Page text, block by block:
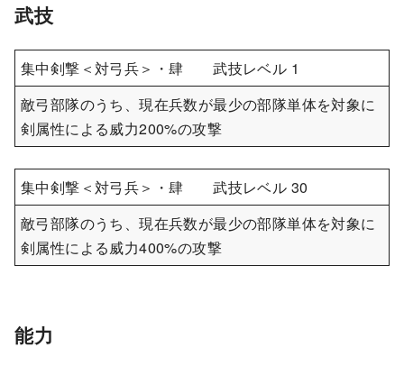
武技
集中剣撃＜対弓兵＞・肆 武技レベル 1
敵弓部隊のうち、現在兵数が最少の部隊単体を対象に
剣属性による威力200%の攻撃
集中剣撃＜対弓兵＞・肆 武技レベル 30
敵弓部隊のうち、現在兵数が最少の部隊単体を対象に
剣属性による威力400%の攻撃
能力